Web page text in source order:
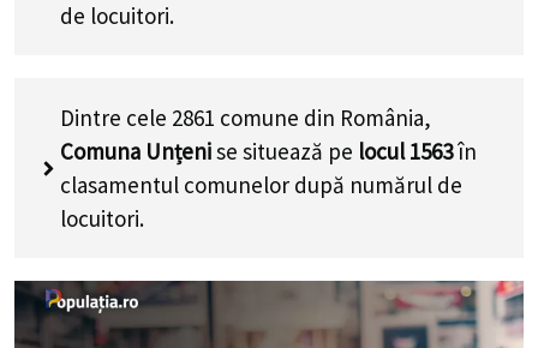
de locuitori.
Dintre cele 2861 comune din România,
Comuna Unțenise situează pe locul 1563în
clasamentul comunelor după numărul de
locuitori.